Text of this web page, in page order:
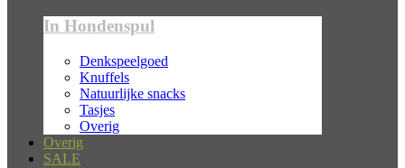
In Hondenspul
Denkspeelgoed
Knuffels
Natuurlijke snacks
Tasjes
Overig
Overig
SALE